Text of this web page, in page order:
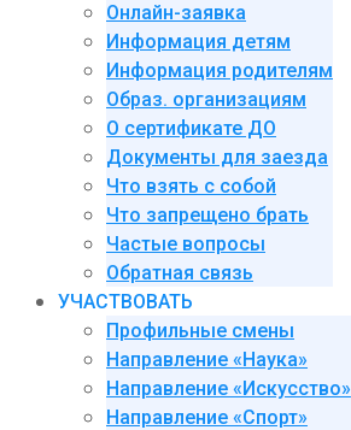
Онлайн-заявка
Информация детям
Информация родителям
Образ. организациям
О сертификате ДО
Документы для заезда
Что взять с собой
Что запрещено брать
Частые вопросы
Обратная связь
УЧАСТВОВАТЬ
Профильные смены
Направление «Наука»
Направление «Искусство»
Направление «Спорт»